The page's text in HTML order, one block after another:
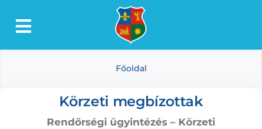
Toggle
Lőkösháza
Önkormányzat
Dokumentumtár
Főoldal
Körzeti megbízottak
Rendőrségi ügyintézés – Körzeti